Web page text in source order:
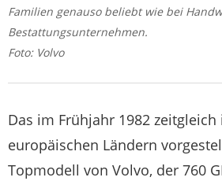
Familien genauso beliebt wie bei
Bestattungsunternehmen.
Foto: Volvo
Das im Frühjahr 1982 zeitgleich
europäischen Ländern
Topmodell von Volvo, der 760